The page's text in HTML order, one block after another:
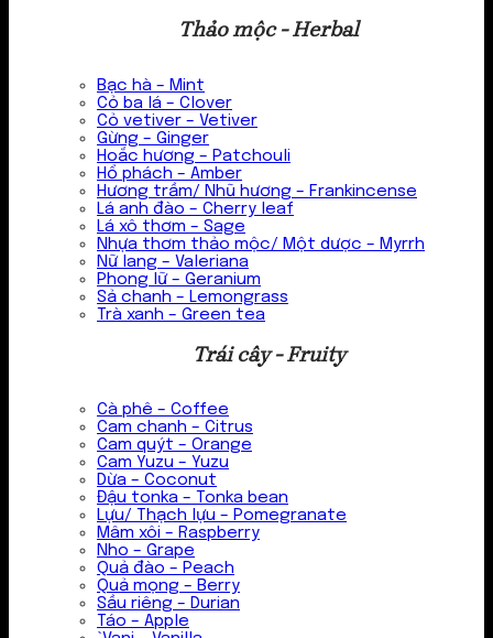
Thảo mộc - Herbal
Bạc hà – Mint
Cỏ ba lá – Clover
Cỏ vetiver – Vetiver
Gừng – Ginger
Hoắc hương – Patchouli
Hổ phách – Amber
Hương trầm/ Nhũ hương – Frankincense
Lá anh đào – Cherry leaf
Lá xô thơm – Sage
Nhựa thơm thảo mộc/ Một dược – Myrrh
Nữ lang – Valeriana
Phong lữ – Geranium
Sả chanh – Lemongrass
Trà xanh – Green tea
Trái cây - Fruity
Cà phê – Coffee
Cam chanh – Citrus
Cam quýt – Orange
Cam Yuzu – Yuzu
Dừa – Coconut
Đậu tonka – Tonka bean
Lựu/ Thạch lựu – Pomegranate
Mâm xôi – Raspberry
Nho – Grape
Quả đào – Peach
Quả mọng – Berry
Sầu riêng – Durian
Táo – Apple